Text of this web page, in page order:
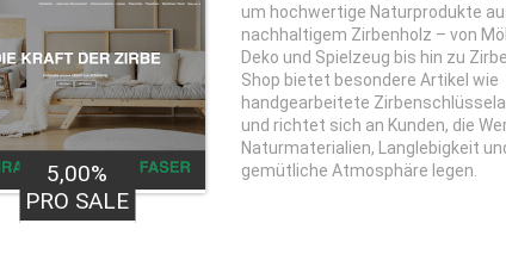
5,00%
PRO SALE
um hochwertige Naturprodukte
nachhaltigem Zirbenholz – von
Deko und Spielzeug bis hin zu
Shop bietet besondere Artikel wie
handgearbeitete
und richtet sich an Kunden, die
Naturmaterialien, Langlebigkeit
gemütliche Atmosphäre legen.